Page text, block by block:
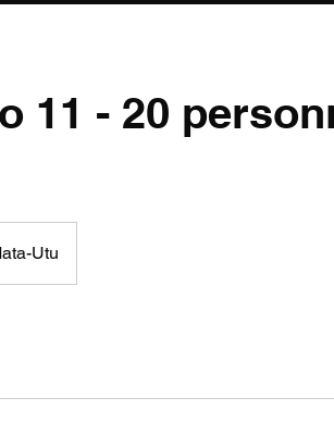
11 - 20
Utu